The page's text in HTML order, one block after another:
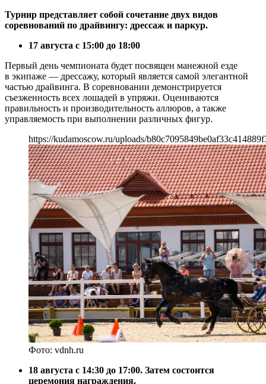
Турнир представляет собой сочетание двух видов
соревнований по драйвингу: дрессаж и паркур.
17 августа с 15:00 до 18:00
Первый день чемпионата будет посвящен манежной езде
в экипаже — дрессажу, который является самой элегантной
частью драйвинга. В соревновании демонстрируется
съезженность всех лошадей в упряжи. Оцениваются
правильность и производительность аллюров, а также
управляемость при выполнении различных фигур.
https://kudamoscow.ru/uploads/
Фото: vdnh.ru
18 августа с 14:30 до 17:00. Затем состоится
церемония награждения.